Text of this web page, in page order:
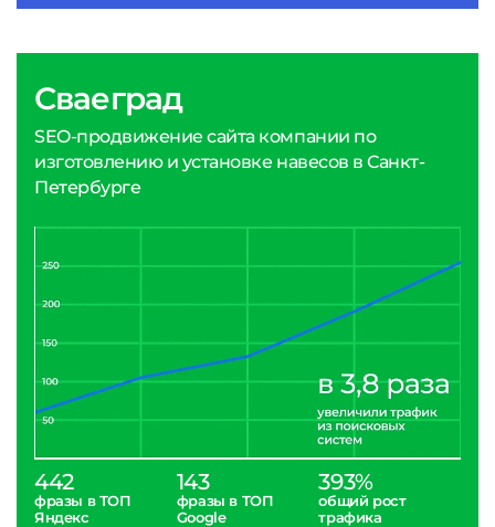
Сваеград
SEO-продвижение сайта компании по
изготовлению и установке навесов в Санкт-
Петербурге
442
фразы в ТОП
Яндекс
143
фразы в ТОП
Google
393%
общий рост
трафика